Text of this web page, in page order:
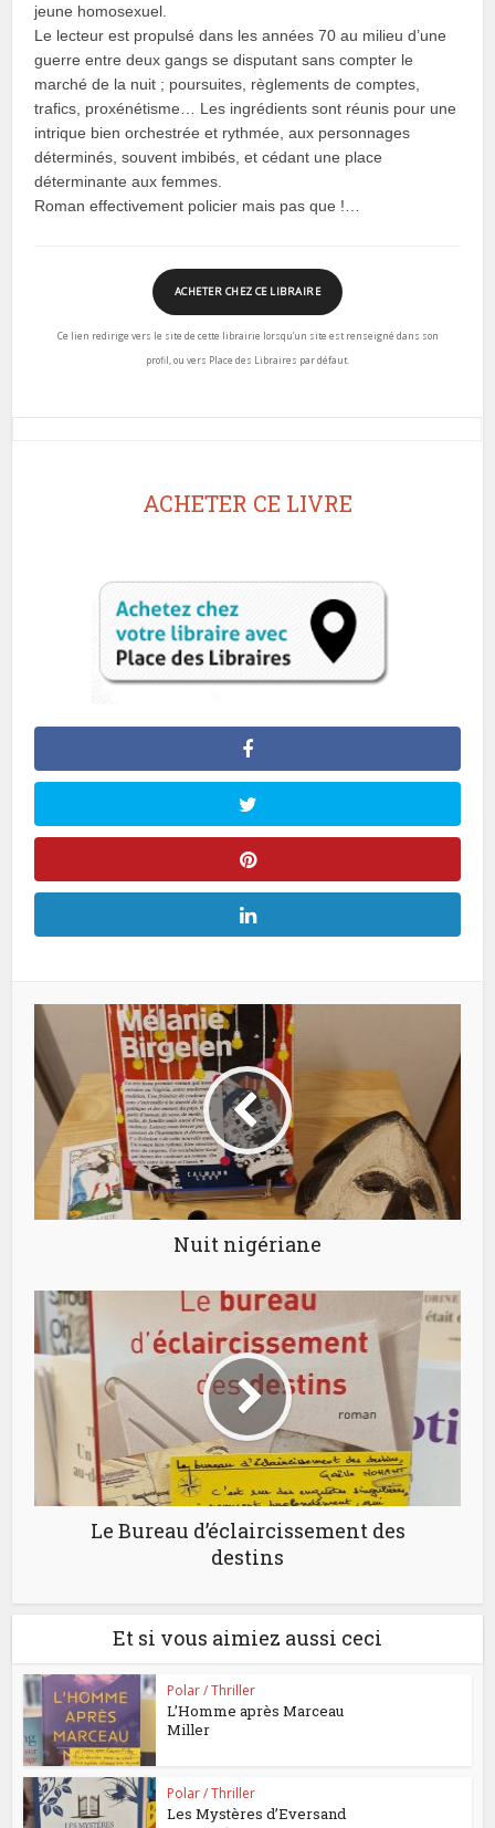
jeune homosexuel.
Le lecteur est propulsé dans les années 70 au milieu d’une
guerre entre deux gangs se disputant sans compter le
marché de la nuit ; poursuites, règlements de comptes,
trafics, proxénétisme… Les ingrédients sont réunis pour une
intrique bien orchestrée et rythmée, aux personnages
déterminés, souvent imbibés, et cédant une place
déterminante aux femmes.
Roman effectivement policier mais pas que !…
ACHETER CHEZ CE LIBRAIRE
Ce lien redirige vers le site de cette librairie lorsqu’un site est renseigné dans son
profil, ou vers Place des Libraires par défaut.
ACHETER CE LIVRE
Nuit nigériane
Le Bureau d’éclaircissement des
destins
Et si vous aimiez aussi ceci
Polar / Thriller
L’Homme après Marceau
Miller
Polar / Thriller
Les Mystères d’Eversand